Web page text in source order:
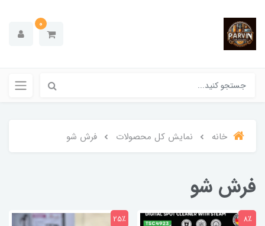
0
خانه نمایش کل محصولات فرش شو
فرش شو
8٪ 25٪